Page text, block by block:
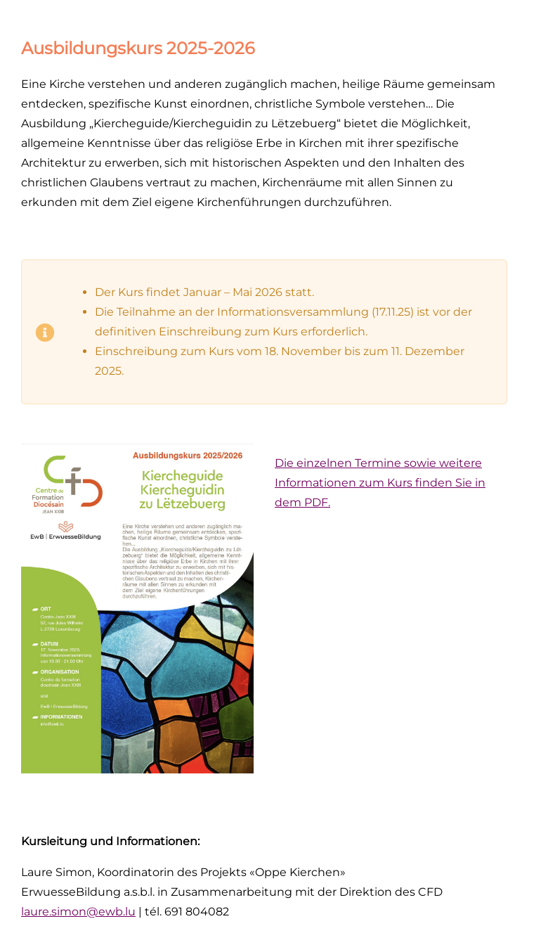
Ausbildungskurs 2025-2026
Eine Kirche verstehen und anderen zugänglich machen, heilige Räume gemeinsam
entdecken, spezifische Kunst einordnen, christliche Symbole verstehen… Die
Ausbildung „Kiercheguide/Kiercheguidin zu Lëtzebuerg“ bietet die Möglichkeit,
allgemeine Kenntnisse über das religiöse Erbe in Kirchen mit ihrer spezifische
Architektur zu erwerben, sich mit historischen Aspekten und den Inhalten des
christlichen Glaubens vertraut zu machen, Kirchenräume mit allen Sinnen zu
erkunden mit dem Ziel eigene Kirchenführungen durchzuführen.
Der Kurs findet Januar – Mai 2026 statt.
Die Teilnahme an der Informationsversammlung (17.11.25) ist vor der
definitiven Einschreibung zum Kurs erforderlich.
Einschreibung zum Kurs vom 18. November bis zum 11. Dezember
2025.
Die einzelnen Termine sowie weitere
Informationen zum Kurs finden Sie in
dem PDF.
Kursleitung und Informationen:
Laure Simon, Koordinatorin des Projekts «Oppe Kierchen»
ErwuesseBildung a.s.b.l. in Zusammenarbeitung mit der Direktion des CFD
laure.simon@ewb.lu | tél. 691 804082